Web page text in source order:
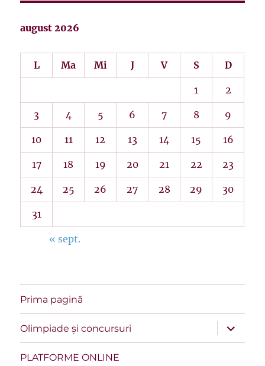
august 2026
L Ma Mi J V S D
1 2
3 4 5 6 7 8 9
10 11 12 13 14 15 16
17 18 19 20 21 22 23
24 25 26 27 28 29 30
31
« sept.
Prima pagină
Olimpiade și concursuri
extinde
meniul
copil
PLATFORME ONLINE